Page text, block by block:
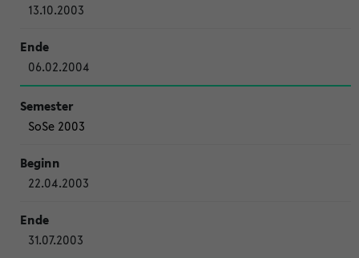
13.10.2003
06.02.2004
SoSe 2003
22.04.2003
31.07.2003